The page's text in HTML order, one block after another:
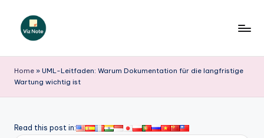
iz
N
t
Home » UML-Leitfaden: Warum Dokumentation für die langfristige
Wartung wichtig ist
Read this post in: